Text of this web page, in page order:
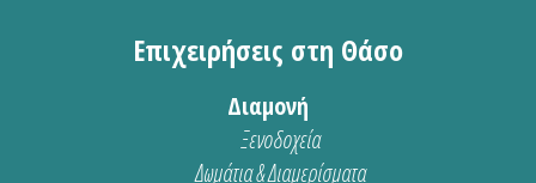
Επιχειρήσεις στη Θάσο
Διαμονή
Ξενοδοχεία
Δωμάτια & Διαμερίσματα